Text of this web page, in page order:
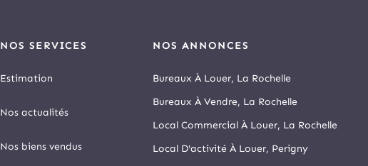
NOS SERVICES
Estimation
Nos actualités
Nos biens vendus
NOS ANNONCES
Bureaux À Louer, La Rochelle
Bureaux À Vendre, La Rochelle
Local Commercial À Louer, La Rochelle
Local D'activité À Louer, Perigny